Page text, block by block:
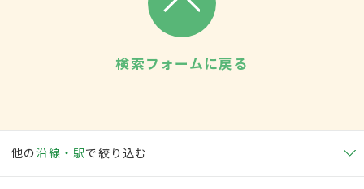
検索フォームに戻る
他の沿線・駅で絞り込む